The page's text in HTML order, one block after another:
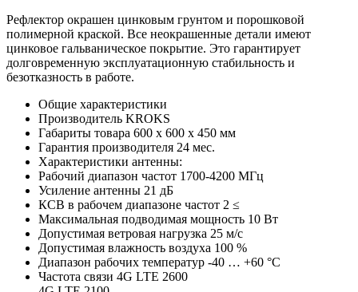
Рефлектор окрашен цинковым грунтом и порошковой
полимерной краской. Все неокрашенные детали имеют
цинковое гальваническое покрытие. Это гарантирует
долговременную эксплуатационную стабильность и
безотказность в работе.
Общие характеристики
Производитель KROKS
Габариты товара 600 x 600 x 450 мм
Гарантия производителя 24 мес.
Характеристики антенны:
Рабочий диапазон частот 1700-4200 МГц
Усиление антенны 21 дБ
КСВ в рабочем диапазоне частот 2 ≤
Максимальная подводимая мощность 10 Вт
Допустимая ветровая нагрузка 25 м/с
Допустимая влажность воздуха 100 %
Диапазон рабочих температур -40 … +60 °C
Частота связи 4G LTE 2600